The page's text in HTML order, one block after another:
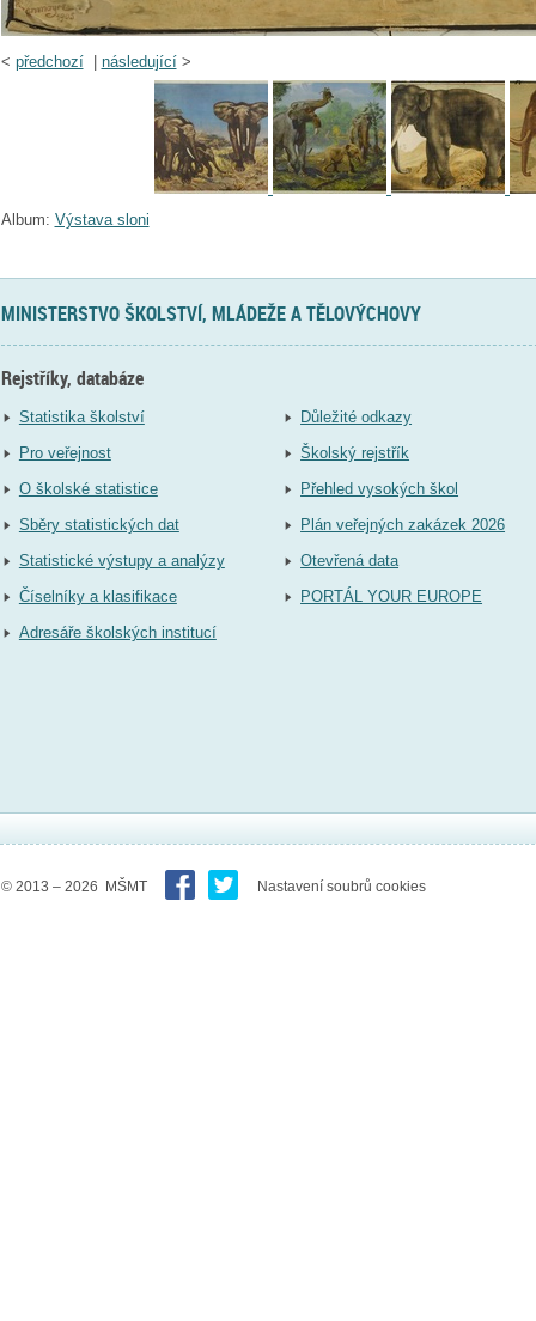
< předchozí| následující>
Album: Výstava sloni
MINISTERSTVO ŠKOLSTVÍ, MLÁDEŽE A TĚLOVÝCHOVY
Rejstříky, databáze
Statistika školství
Pro veřejnost
O školské statistice
Sběry statistických dat
Statistické výstupy a analýzy
Číselníky a klasifikace
Adresáře školských institucí
Důležité odkazy
Školský rejstřík
Přehled vysokých škol
Plán veřejných zakázek 2026
Otevřená data
PORTÁL YOUR EUROPE
© 2013 – 2026 MŠMT Nastavení soubrů cookies